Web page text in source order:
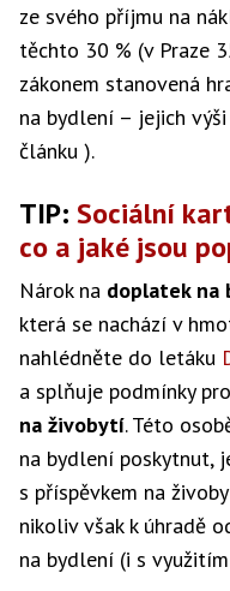
ze svého příjmu na
těchto 30 % (v Praze
zákonem stanovená
na bydlení – jejich
článku ).
TIP: Sociální
co a jaké jsou
Nárok na doplatek na
která se nachází v
nahlédněte do letáku
a splňuje podmínky
na živobytí. Této
na bydlení poskytnut,
s příspěvkem na
nikoliv však k úhradě
na bydlení (i s